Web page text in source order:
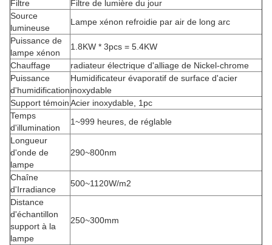
Filtre
Filtre de lumière du jour
Source
lumineuse
Lampe xénon refroidie par air de long arc
Puissance de
lampe xénon
1.8KW * 3pcs = 5.4KW
Chauffage
radiateur électrique d'alliage de Nickel-chrome
Puissance
d'humidification
Humidificateur évaporatif de surface d'acier
inoxydable
Support témoinAcier inoxydable, 1pc
Temps
d'illumination
1~999 heures, de réglable
Longueur
d'onde de
lampe
290~800nm
Chaîne
d'Irradiance
500~1120W/m2
Distance
d'échantillon
support à la
lampe
250~300mm